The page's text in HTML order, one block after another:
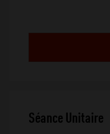
Séance Unitaire